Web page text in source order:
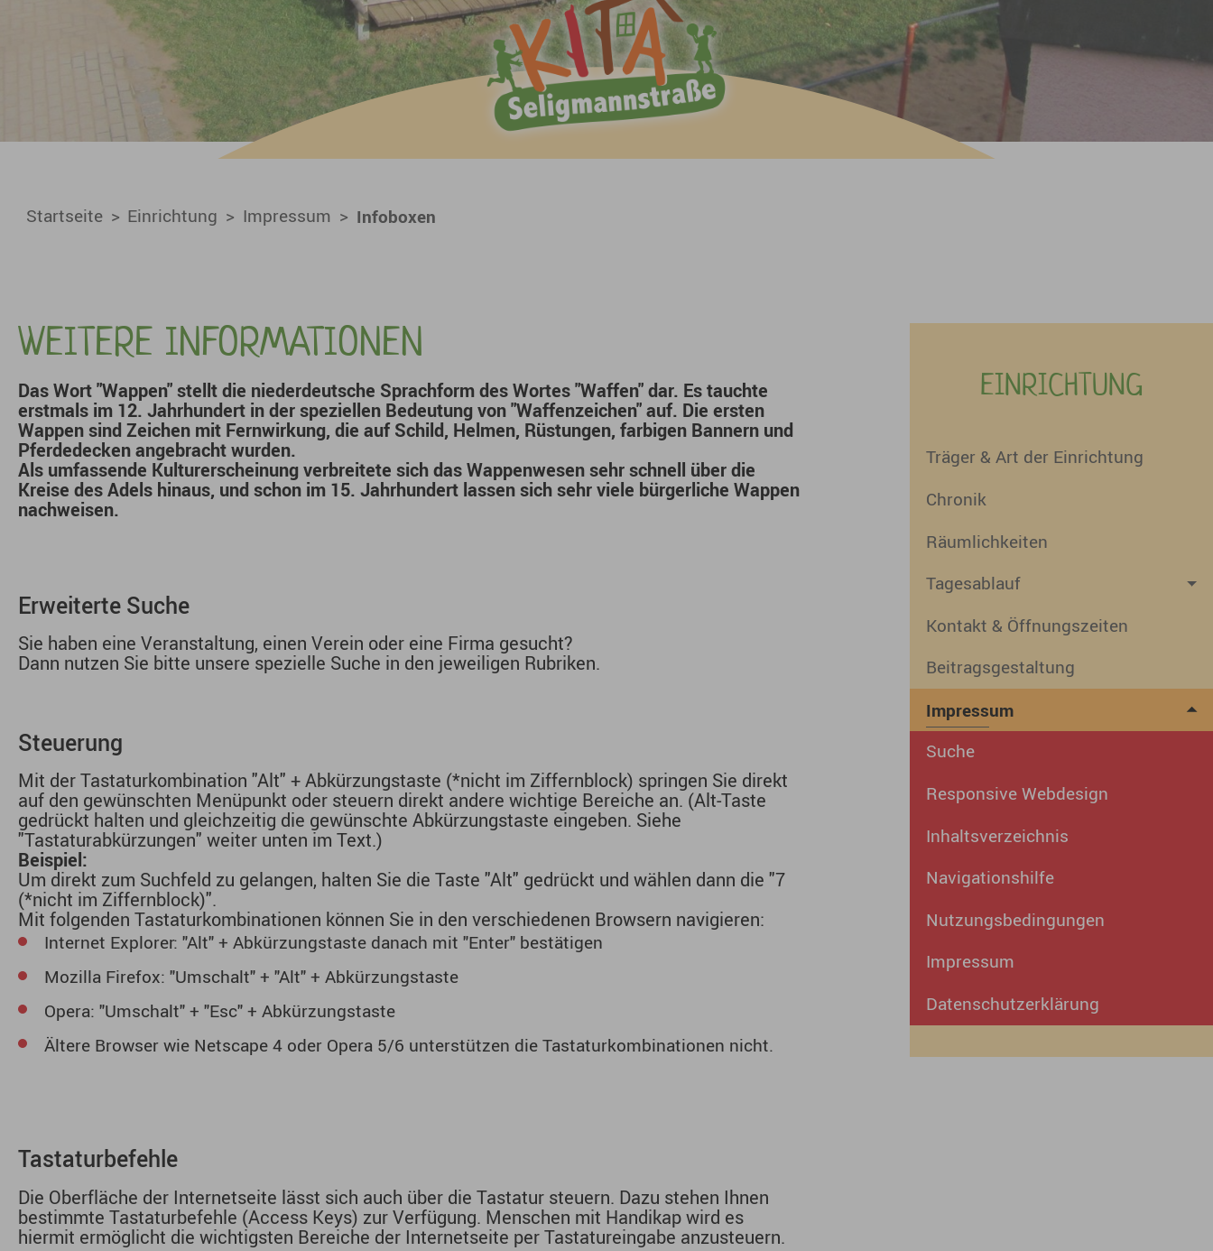
Startseite Einrichtung Impressum Infoboxen
WEITERE INFORMATIONEN
Das Wort "Wappen" stellt die niederdeutsche Sprachform des Wortes "Waffen" dar. Es tauchte
erstmals im 12. Jahrhundert in der speziellen Bedeutung von "Waffenzeichen" auf. Die ersten
Wappen sind Zeichen mit Fernwirkung, die auf Schild, Helmen, Rüstungen, farbigen Bannern und
Pferdedecken angebracht wurden.
Als umfassende Kulturerscheinung verbreitete sich das Wappenwesen sehr schnell über die
Kreise des Adels hinaus, und schon im 15. Jahrhundert lassen sich sehr viele bürgerliche Wappen
nachweisen.
Erweiterte Suche
Sie haben eine Veranstaltung, einen Verein oder eine Firma gesucht?
Dann nutzen Sie bitte unsere spezielle Suche in den jeweiligen Rubriken.
Steuerung
Mit der Tastaturkombination "Alt" + Abkürzungstaste (*nicht im Ziffernblock) springen Sie direkt
auf den gewünschten Menüpunkt oder steuern direkt andere wichtige Bereiche an. (Alt-Taste
gedrückt halten und gleichzeitig die gewünschte Abkürzungstaste eingeben. Siehe
"Tastaturabkürzungen" weiter unten im Text.)
Beispiel:
Um direkt zum Suchfeld zu gelangen, halten Sie die Taste "Alt" gedrückt und wählen dann die "7
(*nicht im Ziffernblock)".
Mit folgenden Tastaturkombinationen können Sie in den verschiedenen Browsern navigieren:
Internet Explorer: "Alt" + Abkürzungstaste danach mit "Enter" bestätigen
Mozilla Firefox: "Umschalt" + "Alt" + Abkürzungstaste
Opera: "Umschalt" + "Esc" + Abkürzungstaste
Ältere Browser wie Netscape 4 oder Opera 5/6 unterstützen die Tastaturkombinationen nicht.
Tastaturbefehle
Die Oberfläche der Internetseite lässt sich auch über die Tastatur steuern. Dazu stehen Ihnen
bestimmte Tastaturbefehle (Access Keys) zur Verfügung. Menschen mit Handikap wird es
hiermit ermöglicht die wichtigsten Bereiche der Internetseite per Tastatureingabe anzusteuern.
EINRICHTUNG
Träger & Art der Einrichtung
Chronik
Räumlichkeiten
Tagesablauf
Kontakt & Öffnungszeiten
Beitragsgestaltung
Impressum
Suche
Responsive Webdesign
Inhaltsverzeichnis
Navigationshilfe
Nutzungsbedingungen
Impressum
Datenschutzerklärung